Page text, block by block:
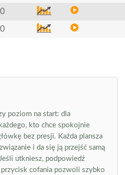
poziom na start: dla
kto chce spokojnie
bez presji. Każda plansza
i da się ją przejść samą
utkniesz, podpowiedź
cofania pozwoli szybko